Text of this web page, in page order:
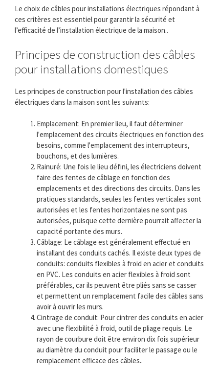
Le choix de câbles pour installations électriques répondant à
ces critères est essentiel pour garantir la sécurité et
l’efficacité de l’installation électrique de la maison..
Principes de construction des câbles
pour installations domestiques
Les principes de construction pour l'installation des câbles
électriques dans la maison sont les suivants:
Emplacement: En premier lieu, il faut déterminer
l'emplacement des circuits électriques en fonction des
besoins, comme l'emplacement des interrupteurs,
bouchons, et des lumières.
Rainuré: Une fois le lieu défini, les électriciens doivent
faire des fentes de câblage en fonction des
emplacements et des directions des circuits. Dans les
pratiques standards, seules les fentes verticales sont
autorisées et les fentes horizontales ne sont pas
autorisées, puisque cette dernière pourrait affecter la
capacité portante des murs.
Câblage: Le câblage est généralement effectué en
installant des conduits cachés. Il existe deux types de
conduits: conduits flexibles à froid en acier et conduits
en PVC. Les conduits en acier flexibles à froid sont
préférables, car ils peuvent être pliés sans se casser
et permettent un remplacement facile des câbles sans
avoir à ouvrir les murs.
Cintrage de conduit: Pour cintrer des conduits en acier
avec une flexibilité à froid, outil de pliage requis. Le
rayon de courbure doit être environ dix fois supérieur
au diamètre du conduit pour faciliter le passage ou le
remplacement efficace des câbles..